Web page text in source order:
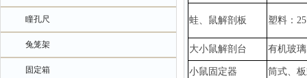
瞳孔尺
兔笼架
固定箱
蛙、鼠解剖板 塑料：
大小鼠解剖台 有机玻
小鼠固定器 筒式、